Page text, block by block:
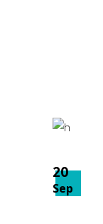
20
Sep